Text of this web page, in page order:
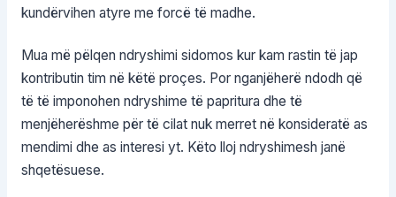
kundërvihen atyre me forcë të madhe.
Mua më pëlqen ndryshimi sidomos kur kam rastin të jap
kontributin tim në këtë proçes. Por nganjëherë ndodh që
të të imponohen ndryshime të papritura dhe të
menjëherëshme për të cilat nuk merret në konsideratë as
mendimi dhe as interesi yt. Këto lloj ndryshimesh janë
shqetësuese.